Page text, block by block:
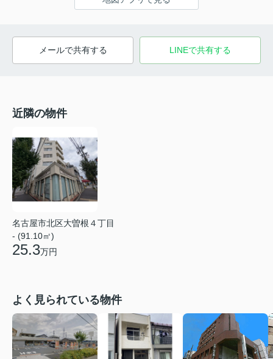
メールで共有する LINEで共有する
近隣の物件
名古屋市北区大曽根４丁目
- (91.10㎡)
25.3万円
よく見られている物件